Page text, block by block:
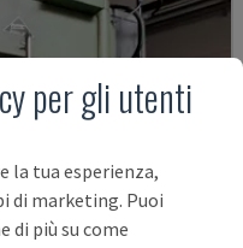
per gli utenti
la tua esperienza,
di marketing. Puoi
di più su come